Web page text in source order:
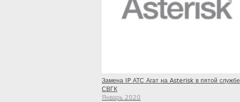
Замена IP АТС Агат на Asterisk в пятой службе
СВГК
Январь 2020